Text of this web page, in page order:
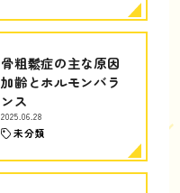
骨粗鬆症の主な原因
加齢とホルモンバラ
ンス
2025.06.28
未分類